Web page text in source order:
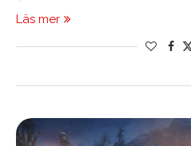
Läs mer